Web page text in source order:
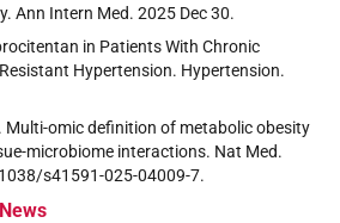
Ann Intern Med. 2025 Dec 30.
in Patients With Chronic
Hypertension. Hypertension.
Multi-omic definition of metabolic obesity
microbiome interactions. Nat Med.
s41591-025-04009-7.